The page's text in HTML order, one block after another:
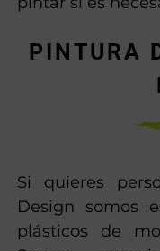
motos y piezas
recuperamos
materiales:
carbono. Y una